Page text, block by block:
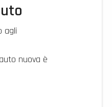
agli
nuova è